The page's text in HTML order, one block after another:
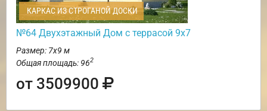
КАРКАС ИЗ СТРОГАНОЙ ДОСКИ
№64 Двухэтажный Дом с террасой 9х7
Размер: 7х9 м
Общая площадь: 962
от 3509900